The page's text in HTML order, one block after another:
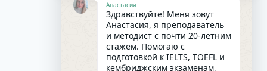
Анастасия
Здравствуйте! Меня зовут
Анастасия, я преподаватель
и методист с почти 20-летним
стажем. Помогаю с
подготовкой к IELTS, TOEFL и
кембриджским экзаменам,